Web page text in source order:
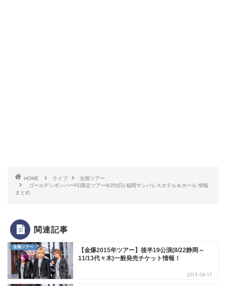
HOME ライブ
全国ツアー
ゴールデンボンバーFC限定ツアー9/25(日) 福岡サンパレスホテル＆ホール 情報
まとめ
関連記事
全国ツアー
【金爆2015年ツアー】後半19公演(8/22静岡～
11/13代々木)一般発売チケット情報！
2015-06-17